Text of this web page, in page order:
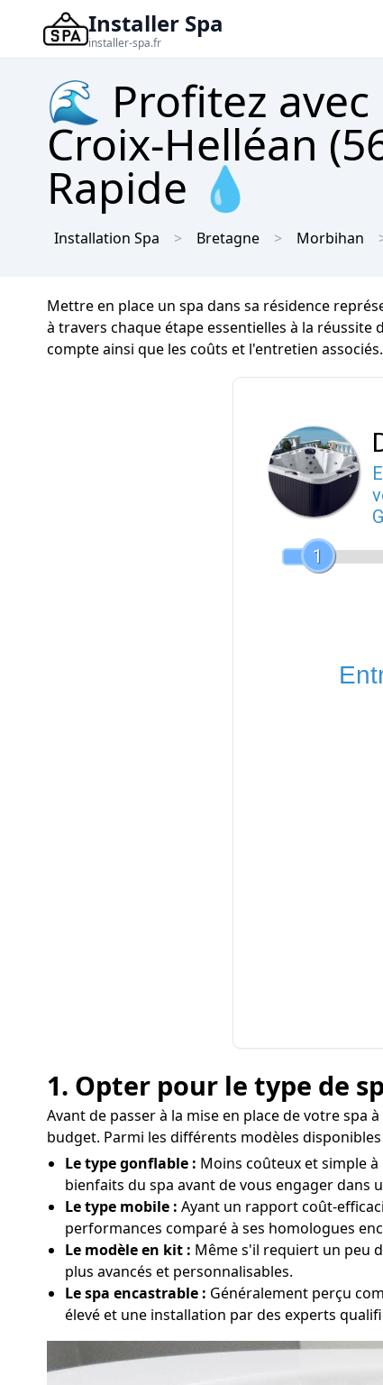
Installer Spa
installer-spa.fr
🌊 Profitez avec
Croix-Helléan
Rapide 💧
Installation Spa Bretagne Morbihan
Mettre en place un spa dans sa résidence
à travers chaque étape essentielles à la
compte ainsi que les coûts et l'entretien associés.
1
1. Opter pour le type de
Avant de passer à la mise en place de votre spa
budget. Parmi les différents modèles
Le type gonflable : Moins coûteux et simple
bienfaits du spa avant de vous engager dans
Le type mobile : Ayant un rapport coût-
performances comparé à ses homologues
Le modèle en kit : Même s'il requiert un peu
plus avancés et personnalisables.
Le spa encastrable : Généralement perçu
élevé et une installation par des experts